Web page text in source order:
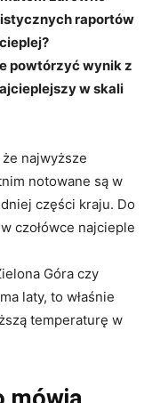
raportów
powtórzyć wynik z
w skali
najwyższe
notowane są w
części kraju. Do
czołówce najcieple
Góra czy
laty, to właśnie
temperaturę w